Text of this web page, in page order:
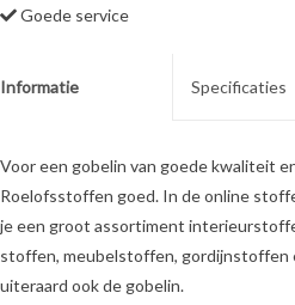
Goede service
Informatie Specificaties
Voor een gobelin van goede kwaliteit
Roelofsstoffen goed. In de online
je een groot assortiment
stoffen, meubelstoffen, gordijnstoffen
uiteraard ook de gobelin.